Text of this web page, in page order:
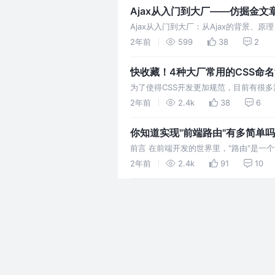
Ajax从入门到大厂——仿掘金文
Ajax从入门到大厂：从Ajax的背景、原
2年前
599 38 2
快收藏！4种大厂常用的CSS命
为了使得CSS开发更加规范，目前有很
论，并通过复刻WeUI的组件预览界面让
2年前 2.4k 38 6
你知道实现"前端路由"有多简单
前言 在前端开发的世界里，"路由"是一
会手足无措。然而，其实实现一个基础
2年前 2.4k 91 10